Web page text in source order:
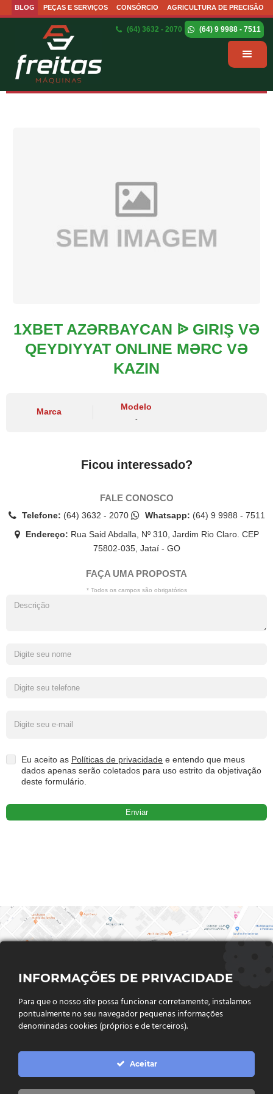
BLOG PEÇAS E SERVIÇOS CONSÓRCIO AGRICULTURA DE PRECISÃO
(64) 3632 - 2070 (64) 9 9988 - 7511
1XBET AZƏRBAYCAN ᐉ GIRIŞ VƏ
QEYDIYYAT ONLINE MƏRC VƏ
KAZIN
Marca
Modelo
-
Ficou interessado?
FALE CONOSCO
Telefone: (64) 3632 - 2070 Whatsapp: (64) 9 9988 - 7511
Endereço: Rua Said Abdalla, Nº 310, Jardim Rio Claro. CEP
75802-035, Jataí - GO
FAÇA UMA PROPOSTA
* Todos os campos são obrigatórios
Eu aceito as Políticas de privacidade e entendo que meus
dados apenas serão coletados para uso estrito da objetivação
deste formulário.
FALE CONOSCO
Endereço:Rua Said Abdalla, Nº 310, Jardim Rio Claro. CEP
75802-035, Jataí - GO
INFORMAÇÕES DE PRIVACIDADE
Para que o nosso site possa funcionar corretamente, instalamos
pontualmente no seu navegador pequenas informações
denominadas cookies (próprios e de terceiros).
Aceitar